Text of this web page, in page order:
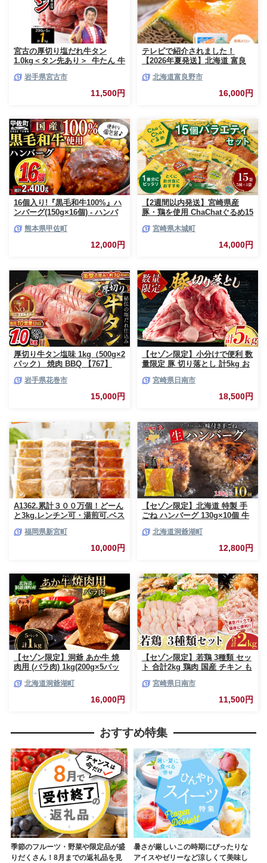
宮古の厚切り塩だれ牛タン
1.0kg＜タン先あり＞_牛たん 牛
厚切り牛タン【1181948】
岩手県宮古市
11,500円
テレビで紹介されました！
【2026年夏発送】北海道 富良
上 大玉サイズ メロン
北海道富良野市
16,000円
16個入り!『黒毛和牛100%』ハ
ンバーグ(150g×16個) - ハンバ
個包装 小分け 人気 牛肉100%
黒毛和牛 冷凍 国産 おすすめ ラ
ンキング 和牛 お取り寄せ 焼く
産牛 総菜 甲佐町【価格改定】X
熊本県甲佐町
12,000円
【2週間以内発送】宮崎県産
豚・鶏を使用 ChaChatぐるめ15
_K16_0040_4
宮崎県木城町
14,000円
厚切り牛タン塩味 1kg（500g×2
パック） 焼肉 BBQ 【767】
岩手県花巻市
15,000円
【セゾン限定】小分けで便利 数
量限定 豚 切り落とし 計5kg お
空パック 個包装 万能食材 おす
すめ おかず 食品 炒め物 お弁当
豚丼 豚しゃぶ しゃぶしゃぶ 焼
贈答 プレゼント おすそ分け 宮
崎県 日南市 送料無料_CCV2-26
宮崎県日南市
18,500円
A1362.累計３００万個！どーん
と3kg.レンチン可・湯煎可.ベス
【150g×20個】【訳あり】【北
海道・沖縄・離島へ配送不可】
福岡県新宮町
10,000円
【セゾン限定】北海道 特製 手
ごね ハンバーグ 130g×10個 牛
肉屋 手作り 小分け ジューシー
おかず 本格的 簡単 調理 グルメ
お取り寄せ お肉屋 たどころ 送
北海道洞爺湖町
12,800円
【セゾン限定】洞爺 あか牛 焼
肉用 (バラ肉) 1kg(200g×5パッ
ーベキュー おうち焼肉 BBQ ジ
ューシー ヘルシー 赤身本来の
北海道洞爺湖町
16,000円
【セゾン限定】若鶏 3種類 セッ
ト 合計2kg 鶏肉 国産 チキン も
しささみ 小分け 便利 食べ比べ
おかず お弁当 おつまみ 食品 真
空パック 焼肉 万能食材 からあ
南市 宮崎県 送料無料_BAV13-
宮崎県日南市
11,500円
おすすめ特集
季節のフルーツ・野菜や限定品が盛
りだくさん！8月までの返礼品を見
暑さが厳しいこの時期にぴったりな
アイスやゼリーなど涼しくて美味し